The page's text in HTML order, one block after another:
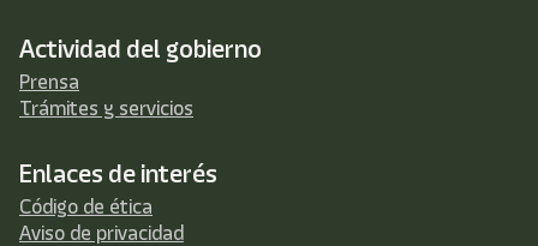
Actividad del gobierno
Prensa
Trámites y servicios
Enlaces de interés
Código de ética
Aviso de privacidad